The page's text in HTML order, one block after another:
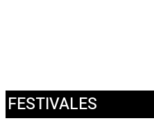
FESTIVALES